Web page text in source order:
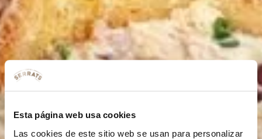
Esta página web usa cookies
Las cookies de este sitio web se usan para personalizar